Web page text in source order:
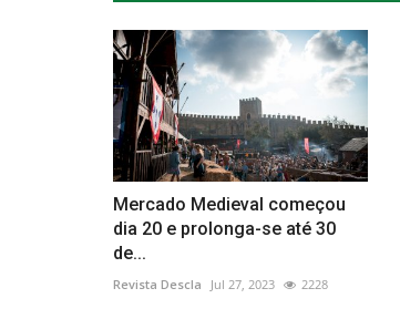
Mercado Medieval começou
dia 20 e prolonga-se até 30
de...
Revista Descla Jul 27, 2023 2228